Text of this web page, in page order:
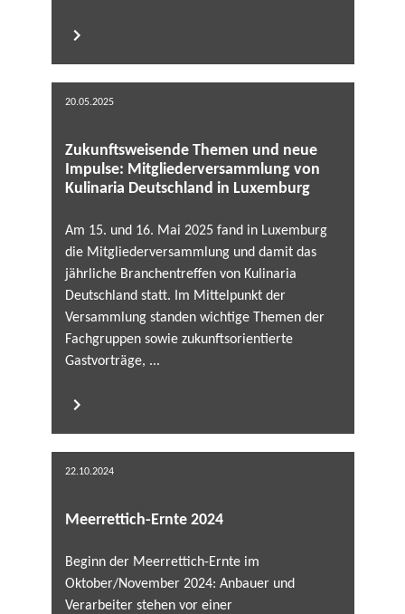
20.05.2025
Zukunftsweisende Themen und neue
Impulse: Mitgliederversammlung von
Kulinaria Deutschland in Luxemburg
Am 15. und 16. Mai 2025 fand in Luxemburg
die Mitgliederversammlung und damit das
jährliche Branchentreffen von Kulinaria
Deutschland statt. Im Mittelpunkt der
Versammlung standen wichtige Themen der
Fachgruppen sowie zukunftsorientierte
Gastvorträge, ...
22.10.2024
Meerrettich-Ernte 2024
Beginn der Meerrettich-Ernte im
Oktober/November 2024: Anbauer und
Verarbeiter stehen vor einer